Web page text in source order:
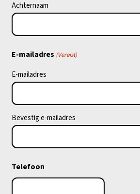
Achternaam
E-mailadres (Vereist)
E-mailadres
Bevestig e-mailadres
Telefoon